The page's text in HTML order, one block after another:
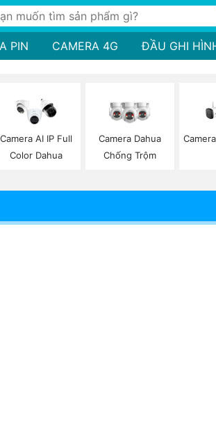
PIN CAMERA 4G ĐẦU GHI
Camera AI IP Full
Color Dahua
Camera Dahua
Chống Trộm